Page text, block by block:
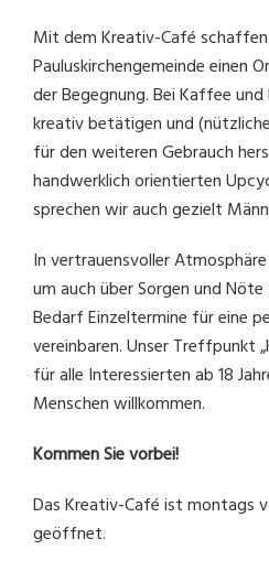
Mit dem Kreativ-Café schaffen
Pauluskirchengemeinde einen
der Begegnung. Bei Kaffee
kreativ betätigen und
für den weiteren Gebrauch
handwerklich orientierten
sprechen wir auch gezielt
In vertrauensvoller
um auch über Sorgen und
Bedarf Einzeltermine für eine
vereinbaren. Unser Treffpunkt
für alle Interessierten ab 18
Menschen willkommen.
Kommen Sie vorbei!
Das Kreativ-Café ist montags
geöffnet.